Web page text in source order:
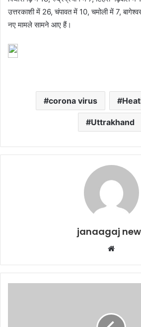
उत्तरकाशी में 26, चंपावत में 10, चमोली में 7,
नए मामले सामने आए हैं।
corona virus
Uttrakhand
janaagaj
Website